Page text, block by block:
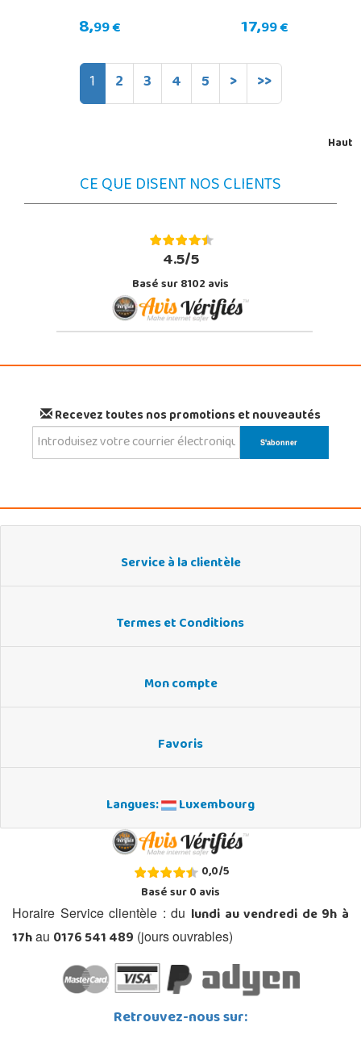
8,99 € 17,99 €
1 2 3 4 5 > >>
Haut
CE QUE DISENT NOS CLIENTS
4.5/5
Basé sur 8102 avis
Recevez toutes nos promotions et nouveautés
Service à la clientèle
Termes et Conditions
Mon compte
Favoris
Langues: Luxembourg
0,0/5
Basé sur0avis
Horaire Service clientèle : du lundi au vendredi de 9h à
17hau 0176 541 489 (jours ouvrables)
Retrouvez-nous sur: